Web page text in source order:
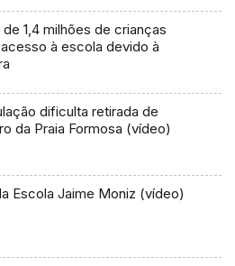
de 1,4 milhões de crianças
à escola devido à
dificulta retirada de
da Praia Formosa (vídeo)
Escola Jaime Moniz (vídeo)